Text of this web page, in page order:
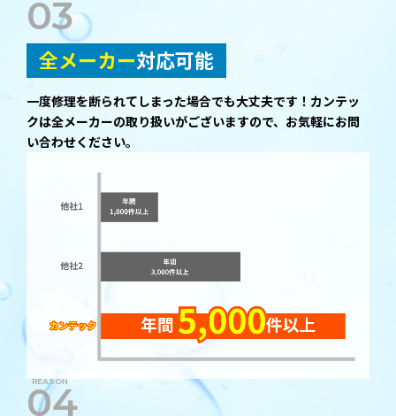
03
全メーカー対応可能
一度修理を断られてしまった場合でも大丈夫です！カンテッ
クは全メーカーの取り扱いがございますので、お気軽にお問
い合わせください。
04